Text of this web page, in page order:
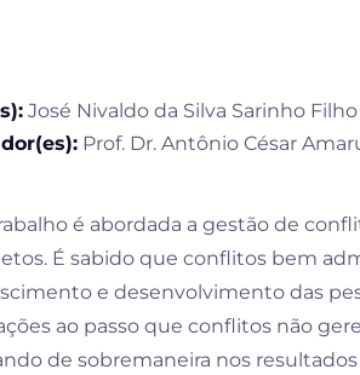
José Nivaldo da Silva Sarinho Filho
Prof. Dr. Antônio César
é abordada a gestão de
É sabido que conflitos bem
e desenvolvimento das
ao passo que conflitos não
de sobremaneira nos